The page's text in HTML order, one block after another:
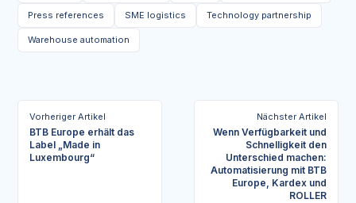
Press references SME logistics Technology partnership
Warehouse automation
Vorheriger Artikel
BTB Europe erhält das
Label „Made in
Luxembourg“
Nächster Artikel
Wenn Verfügbarkeit und
Schnelligkeit den
Unterschied machen:
Automatisierung mit BTB
Europe, Kardex und
ROLLER